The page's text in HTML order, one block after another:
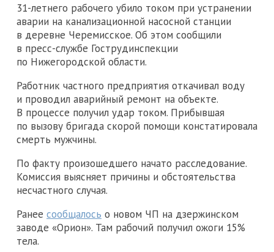
31-летнего рабочего убило током при устранении
аварии на канализационной насосной станции
в деревне Черемисское. Об этом сообщили
в пресс-службе Гострудинспекции
по Нижегородской области.
Работник частного предприятия откачивал воду
и проводил аварийный ремонт на объекте.
В процессе получил удар током. Прибывшая
по вызову бригада скорой помощи констатировала
смерть мужчины.
По факту произошедшего начато расследование.
Комиссия выясняет причины и обстоятельства
несчастного случая.
Ранее сообщалось о новом ЧП на дзержинском
заводе «Орион». Там рабочий получил ожоги 15%
тела.